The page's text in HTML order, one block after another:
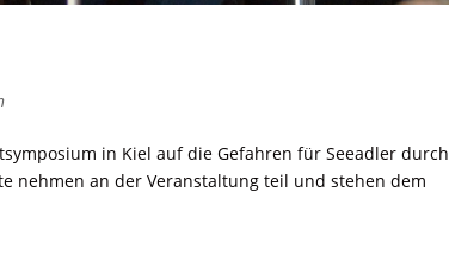
in Kiel auf die Gefahren für Seeadler durch
nehmen an der Veranstaltung teil und stehen dem